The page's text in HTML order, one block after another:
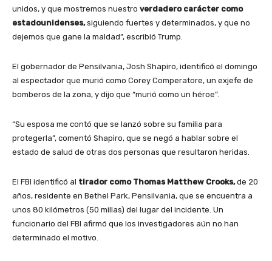
unidos, y que mostremos nuestro verdadero carácter como
estadounidenses,siguiendo fuertes y determinados, y que no
dejemos que gane la maldad”, escribió Trump.
El gobernador de Pensilvania, Josh Shapiro, identificó el domingo
al espectador que murió como Corey Comperatore, un exjefe de
bomberos de la zona, y dijo que “murió como un héroe”.
“Su esposa me contó que se lanzó sobre su familia para
protegerla”, comentó Shapiro, que se negó a hablar sobre el
estado de salud de otras dos personas que resultaron heridas.
El FBI identificó al tirador como Thomas Matthew Crooks,de 20
años, residente en Bethel Park, Pensilvania, que se encuentra a
unos 80 kilómetros (50 millas) del lugar del incidente. Un
funcionario del FBI afirmó que los investigadores aún no han
determinado el motivo.